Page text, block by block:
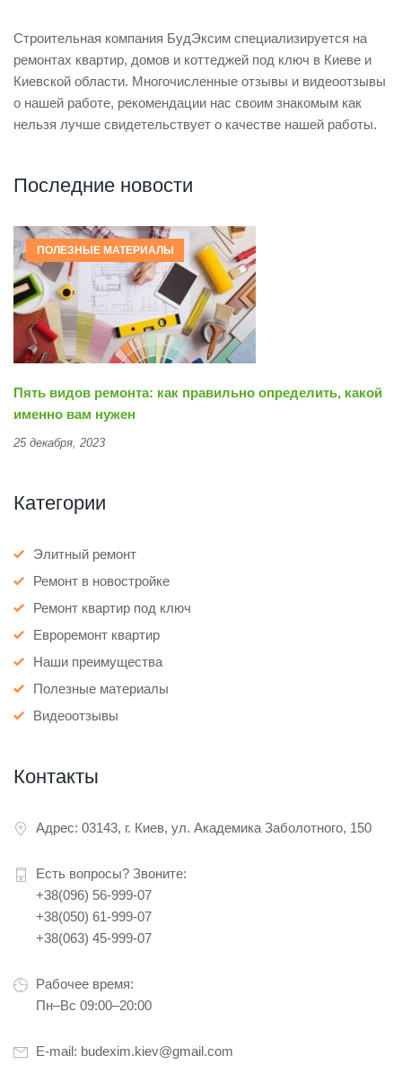
Строительная компания БудЭксим специализируется на
ремонтах квартир, домов и коттеджей под ключ в Киеве и
Киевской области. Многочисленные отзывы и видеоотзывы
о нашей работе, рекомендации нас своим знакомым как
нельзя лучше свидетельствует о качестве нашей работы.
Последние новости
ПОЛЕЗНЫЕ МАТЕРИАЛЫ
Пять видов ремонта: как правильно определить, какой
именно вам нужен
25 декабря, 2023
Категории
Элитный ремонт
Ремонт в новостройке
Ремонт квартир под ключ
Евроремонт квартир
Наши преимущества
Полезные материалы
Видеоотзывы
Контакты
Адрес: 03143, г. Киев, ул. Академика Заболотного, 150
Есть вопросы? Звоните:
+38(096) 56-999-07
+38(050) 61-999-07
+38(063) 45-999-07
Рабочее время:
Пн–Вс 09:00–20:00
E-mail: budexim.kiev@gmail.com